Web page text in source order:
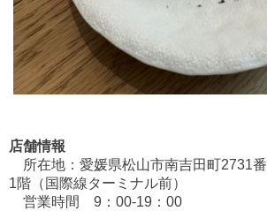
店舗情報
所在地：愛媛県松山市南吉田町2731
1階（国際線ターミナル前）
営業時間 9：00-19：00